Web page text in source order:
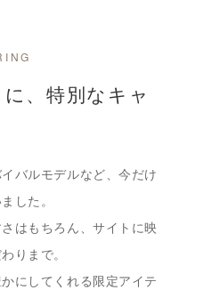
春
イテム
ーから、日常でも使いやすい小
べながら選べる、限定アイテム
プを見る
、特別なキャ
バルモデルなど、今だけ
した。
はもちろん、サイトに映
りまで。
にしてくれる限定アイテ